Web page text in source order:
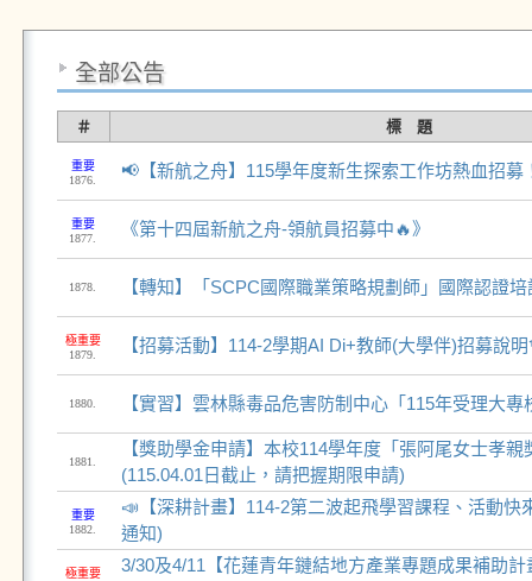
全部公告
＃ 標 題
重要
1876.
📢【新航之舟】115學年度新生探索工作坊熱血招募
重要
1877.
《第十四屆新航之舟-領航員招募中🔥》
1878. 【轉知】「SCPC國際職業策略規劃師」國際認證
極重要
1879.
【招募活動】114-2學期AI Di+教師(大學伴)招募說
1880. 【實習】雲林縣毒品危害防制中心「115年受理大
1881.
【獎助學金申請】本校114學年度「張阿尾女士孝親
(115.04.01日截止，請把握期限申請)
重要
1882.
📣【深耕計畫】114-2第二波起飛學習課程、活動快
通知)
極重要
3/30及4/11【花蓮青年鏈結地方產業專題成果補助